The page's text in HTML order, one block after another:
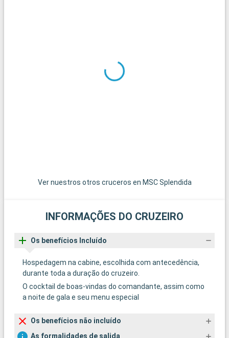
Ver nuestros otros cruceros en MSC Splendida
INFORMAÇÕES DO CRUZEIRO
Os benefícios Incluído
Hospedagem na cabine, escolhida com antecedência,
durante toda a duração do cruzeiro.
O cocktail de boas-vindas do comandante, assim como
a noite de gala e seu menu especial
Os benefícios não incluído
As formalidades de salida